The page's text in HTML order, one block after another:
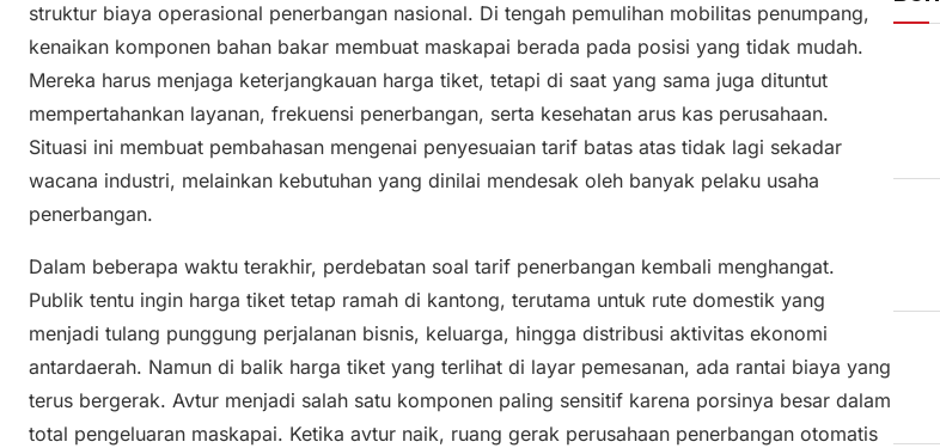
struktur biaya operasional penerbangan nasional. Di tengah pemulihan mobilitas penumpang,
kenaikan komponen bahan bakar membuat maskapai berada pada posisi yang tidak mudah.
Mereka harus menjaga keterjangkauan harga tiket, tetapi di saat yang sama juga dituntut
mempertahankan layanan, frekuensi penerbangan, serta kesehatan arus kas perusahaan.
Situasi ini membuat pembahasan mengenai penyesuaian tarif batas atas tidak lagi sekadar
wacana industri, melainkan kebutuhan yang dinilai mendesak oleh banyak pelaku usaha
penerbangan.
Dalam beberapa waktu terakhir, perdebatan soal tarif penerbangan kembali menghangat.
Publik tentu ingin harga tiket tetap ramah di kantong, terutama untuk rute domestik yang
menjadi tulang punggung perjalanan bisnis, keluarga, hingga distribusi aktivitas ekonomi
antardaerah. Namun di balik harga tiket yang terlihat di layar pemesanan, ada rantai biaya yang
terus bergerak. Avtur menjadi salah satu komponen paling sensitif karena porsinya besar dalam
total pengeluaran maskapai. Ketika avtur naik, ruang gerak perusahaan penerbangan otomatis